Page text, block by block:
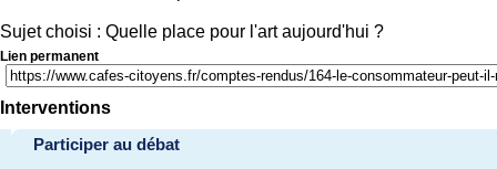
Sujet choisi : Quelle place pour l'art aujourd'hui ?
Lien permanent
Interventions
Participer au débat